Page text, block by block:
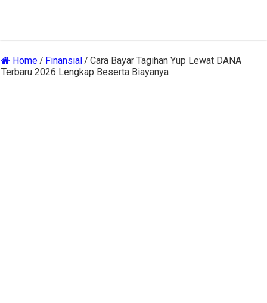
Home/ Finansial/ Cara Bayar Tagihan Yup Lewat DANA
Terbaru 2026 Lengkap Beserta Biayanya